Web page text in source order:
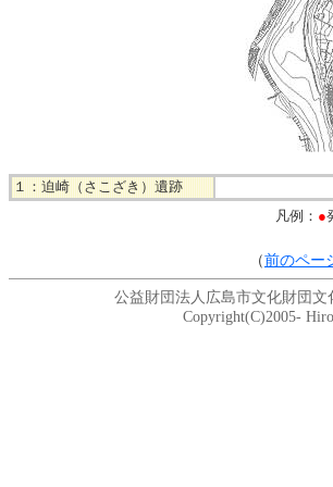
１：迫崎（さこざき）遺跡
凡例： ●
（前のペー
公益財団法人広島市文化財団
Copyright(C)2005-